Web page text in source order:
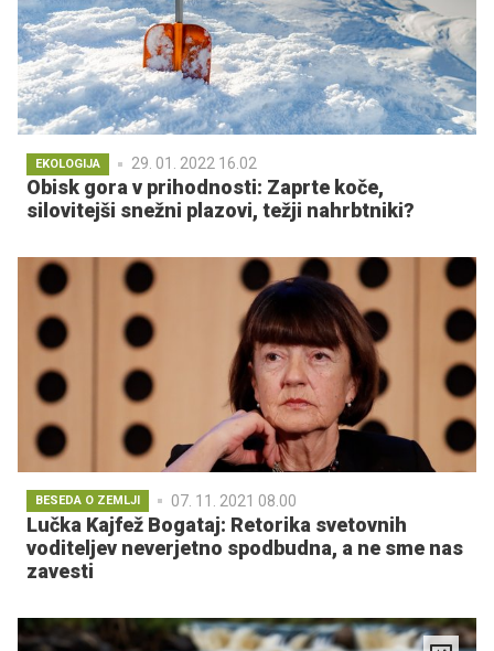
EKOLOGIJA 29. 01. 2022 16.02
Obisk gora v prihodnosti: Zaprte koče,
silovitejši snežni plazovi, težji nahrbtniki?
BESEDA O ZEMLJI 07. 11. 2021 08.00
Lučka Kajfež Bogataj: Retorika svetovnih
voditeljev neverjetno spodbudna, a ne sme nas
zavesti